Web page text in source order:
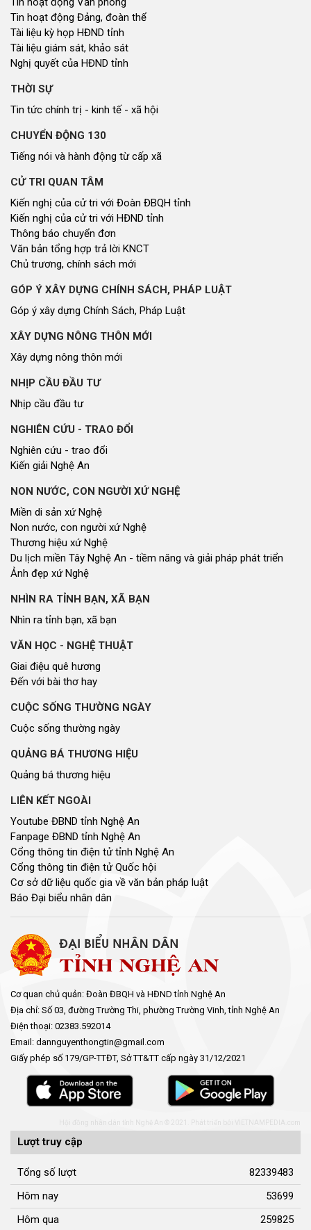
Tin hoạt động Đảng, đoàn thể
Tài liệu kỳ họp HĐND tỉnh
Tài liệu giám sát, khảo sát
Nghị quyết của HĐND tỉnh
THỜI SỰ
Tin tức chính trị - kinh tế - xã hội
CHUYỂN ĐỘNG 130
Tiếng nói và hành động từ cấp xã
CỬ TRI QUAN TÂM
Kiến nghị của cử tri với Đoàn ĐBQH tỉnh
Kiến nghị của cử tri với HĐND tỉnh
Thông báo chuyển đơn
Văn bản tổng hợp trả lời KNCT
Chủ trương, chính sách mới
GÓP Ý XÂY DỰNG CHÍNH SÁCH, PHÁP LUẬT
Góp ý xây dựng Chính Sách, Pháp Luật
XÂY DỰNG NÔNG THÔN MỚI
Xây dựng nông thôn mới
NHỊP CẦU ĐẦU TƯ
Nhịp cầu đầu tư
NGHIÊN CỨU - TRAO ĐỔI
Nghiên cứu - trao đổi
Kiến giải Nghệ An
NON NƯỚC, CON NGƯỜI XỨ NGHỆ
Miền di sản xứ Nghệ
Non nước, con người xứ Nghệ
Thương hiệu xứ Nghệ
Du lịch miền Tây Nghệ An - tiềm năng và giải pháp phát triển
Ảnh đẹp xứ Nghệ
NHÌN RA TỈNH BẠN, XÃ BẠN
Nhìn ra tỉnh bạn, xã bạn
VĂN HỌC - NGHỆ THUẬT
Giai điệu quê hương
Đến với bài thơ hay
CUỘC SỐNG THƯỜNG NGÀY
Cuộc sống thường ngày
QUẢNG BÁ THƯƠNG HIỆU
Quảng bá thương hiệu
LIÊN KẾT NGOÀI
Youtube ĐBND tỉnh Nghệ An
Fanpage ĐBND tỉnh Nghệ An
Cổng thông tin điện tử tỉnh Nghệ An
Cổng thông tin điện tử Quốc hội
Cơ sở dữ liệu quốc gia về văn bản pháp luật
Báo Đại biểu nhân dân
Cơ quan chủ quản: Đoàn ĐBQH và HĐND tỉnh Nghệ An
Địa chỉ: Số 03, đường Trường Thi, phường Trường Vinh, tỉnh Nghệ An
Điện thoại: 02383.592014
Email: dannguyenthongtin@gmail.com
Giấy phép số 179/GP-TTĐT, Sở TT&TT cấp ngày 31/12/2021
Hội đồng nhân dân tỉnh Nghệ An © 2021. Phát triển bởi
Lượt truy cập
Tổng số lượt
82339483
Hôm nay
53699
Hôm qua
259825